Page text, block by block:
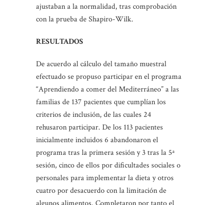
ajustaban a la normalidad, tras comprobación
con la prueba de Shapiro-Wilk.
RESULTADOS
De acuerdo al cálculo del tamaño muestral
efectuado se propuso participar en el programa
“Aprendiendo a comer del Mediterráneo” a las
familias de 137 pacientes que cumplían los
criterios de inclusión, de las cuales 24
rehusaron participar. De los 113 pacientes
inicialmente incluidos 6 abandonaron el
programa tras la primera sesión y 3 tras la 5ª
sesión, cinco de ellos por dificultades sociales o
personales para implementar la dieta y otros
cuatro por desacuerdo con la limitación de